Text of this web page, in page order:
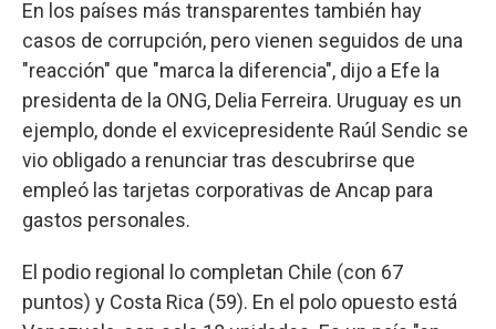
En los países más transparentes también hay
casos de corrupción, pero vienen seguidos de una
"reacción" que "marca la diferencia", dijo a Efe la
presidenta de la ONG, Delia Ferreira. Uruguay es un
ejemplo, donde el exvicepresidente Raúl Sendic se
vio obligado a renunciar tras descubrirse que
empleó las tarjetas corporativas de Ancap para
gastos personales.
El podio regional lo completan Chile (con 67
puntos) y Costa Rica (59). En el polo opuesto está